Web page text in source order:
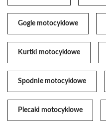
Gogle motocyklowe
Kurtki motocyklowe
Spodnie motocyklowe
Plecaki motocyklowe